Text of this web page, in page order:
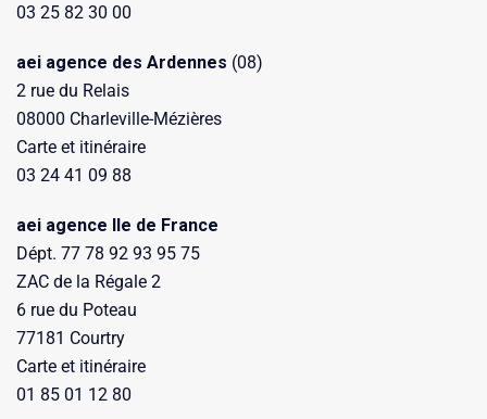
03 25 82 30 00
aei agence des Ardennes (08)
2 rue du Relais
08000 Charleville-Mézières
Carte et itinéraire
03 24 41 09 88
aei agence Ile de France
Dépt. 77 78 92 93 95 75
ZAC de la Régale 2
6 rue du Poteau
77181 Courtry
Carte et itinéraire
01 85 01 12 80